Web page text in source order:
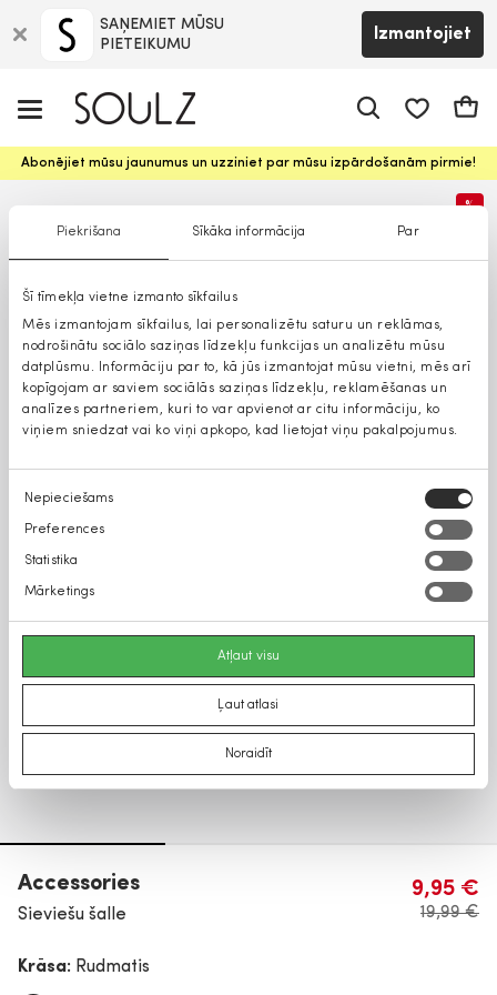
Piekrišana Sīkāka informācija Par
Šī tīmekļa vietne izmanto sīkfailus
Mēs izmantojam sīkfailus, lai personalizētu saturu un reklāmas,
nodrošinātu sociālo saziņas līdzekļu funkcijas un analizētu mūsu
datplūsmu. Informāciju par to, kā jūs izmantojat mūsu vietni, mēs arī
kopīgojam ar saviem sociālās saziņas līdzekļu, reklamēšanas un
analīzes partneriem, kuri to var apvienot ar citu informāciju, ko
viņiem sniedzat vai ko viņi apkopo, kad lietojat viņu pakalpojumus.
Piekrišanas
izvēle
Nepieciešams
Preferences
Statistika
Mārketings
Atļaut visu
Ļaut atlasi
Noraidīt
SAŅEMIET MŪSU
PIETEIKUMU
Izmantojiet
Abonējiet mūsu jaunumus un uzziniet par mūsu izpārdošanām pirmie!
%
Accessories
Sieviešu šalle
9,95 €
19,99 €
Krāsa: Rudmatis